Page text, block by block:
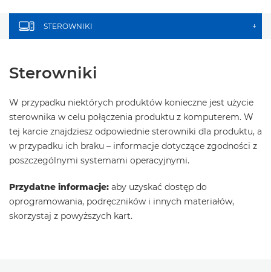
STEROWNIKI +
Sterowniki
W przypadku niektórych produktów konieczne jest użycie
sterownika w celu połączenia produktu z komputerem. W
tej karcie znajdziesz odpowiednie sterowniki dla produktu, a
w przypadku ich braku – informacje dotyczące zgodności z
poszczególnymi systemami operacyjnymi.
Przydatne informacje: aby uzyskać dostęp do
oprogramowania, podręczników i innych materiałów,
skorzystaj z powyższych kart.